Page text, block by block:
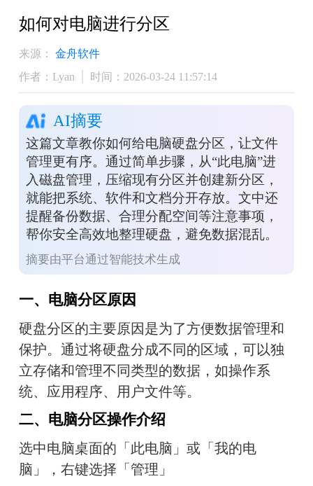
如何对电脑进行分区
来源：
金舟软件
作者：Lyan
时间：2026-03-24 11:57:14
AI摘要
这篇文章教你如何给电脑硬盘分区，让文件
管理更有序。通过简单步骤，从“此电脑”进
入磁盘管理，压缩现有分区并创建新分区，
就能把系统、软件和文档分开存放。文中还
提醒备份数据、合理分配空间等注意事项，
帮你安全高效地整理硬盘，避免数据混乱。
摘要由平台通过智能技术生成
一、电脑分区原因
硬盘分区的主要原因是为了方便数据管理和
保护。通过将硬盘分成不同的区域，可以独
立存储和管理不同类型的数据，如操作系
统、应用程序、用户文件等。
二、电脑分区操作介绍
选中电脑桌面的「此电脑」或「我的电
脑」，右键选择「管理」